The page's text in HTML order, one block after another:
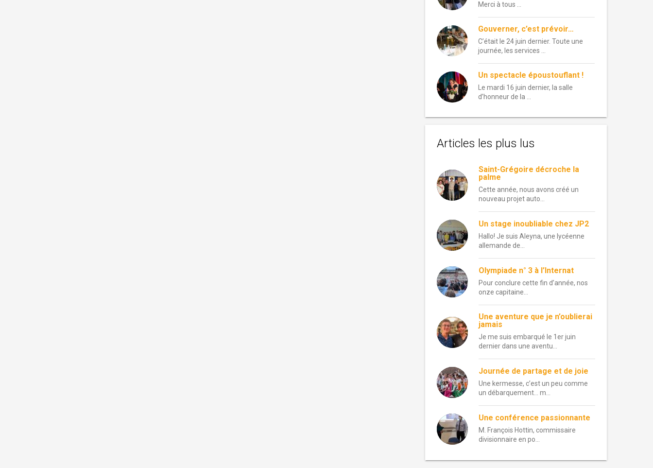
Merci à tous …
Gouverner, c’est prévoir…
C’était le 24 juin dernier. Toute une
journée, les services …
Un spectacle époustouflant !
Le mardi 16 juin dernier, la salle
d’honneur de la …
Articles les plus lus
Saint-Grégoire décroche la
palme
Cette année, nous avons créé un
nouveau projet auto...
Un stage inoubliable chez JP2
Hallo! Je suis Aleyna, une lycéenne
allemande de...
Olympiade n° 3 à l’Internat
Pour conclure cette fin d’année, nos
onze capitaine...
Une aventure que je n’oublierai
jamais
Je me suis embarqué le 1er juin
dernier dans une aventu...
Journée de partage et de joie
Une kermesse, c’est un peu comme
un débarquement… m...
Une conférence passionnante
M. François Hottin, commissaire
divisionnaire en po...